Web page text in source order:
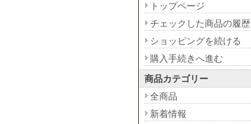
トップページ
チェックした商品の履歴
ショッピングを続ける
購入手続きへ進む
商品カテゴリー
全商品
新着情報